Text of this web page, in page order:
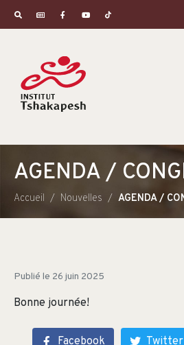
AGENDA /
Accueil Nouvelles AGENDA /
Publié le 26 juin 2025
Bonne journée!
Facebook Twitter